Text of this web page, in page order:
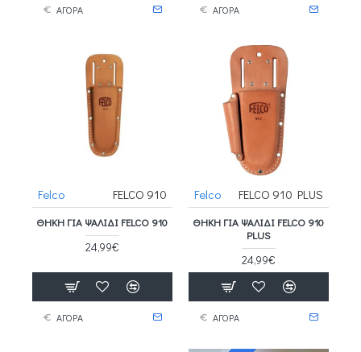
ΑΓΟΡΑ ΑΓΟΡΑ
Felco FELCO 910
ΘΉΚΗ ΓΙΑ ΨΑΛΊΔΙ FELCO 910
24,99€
ΑΓΟΡΑ
Felco FELCO 910 PLUS
ΘΉΚΗ ΓΙΑ ΨΑΛΊΔΙ FELCO 910
PLUS
24,99€
ΑΓΟΡΑ